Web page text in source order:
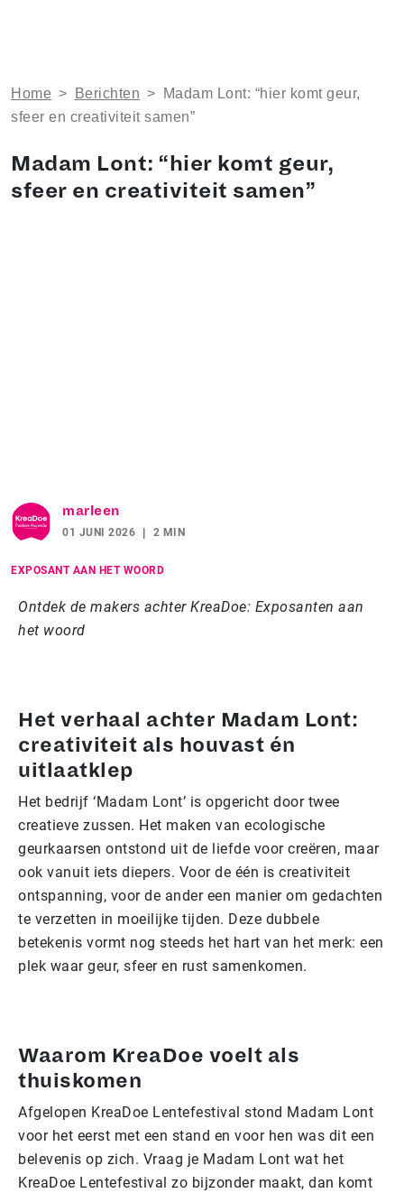
Home > Berichten >
Madam Lont: “hier komt geur,
sfeer en creativiteit samen”
Madam Lont: “hier komt geur,
sfeer en creativiteit samen”
marleen
01 JUNI 2026 2 MIN
EXPOSANT AAN HET WOORD
Ontdek de makers achter KreaDoe: Exposanten aan
het woord
Het verhaal achter Madam Lont:
creativiteit als houvast én
uitlaatklep
Het bedrijf ‘Madam Lont’ is opgericht door twee
creatieve zussen. Het maken van ecologische
geurkaarsen ontstond uit de liefde voor creëren, maar
ook vanuit iets diepers. Voor de één is creativiteit
ontspanning, voor de ander een manier om gedachten
te verzetten in moeilijke tijden. Deze dubbele
betekenis vormt nog steeds het hart van het merk: een
plek waar geur, sfeer en rust samenkomen.
Waarom KreaDoe voelt als
thuiskomen
Afgelopen KreaDoe Lentefestival stond Madam Lont
voor het eerst met een stand en voor hen was dit een
belevenis op zich. Vraag je Madam Lont wat het
KreaDoe Lentefestival zo bijzonder maakt, dan komt